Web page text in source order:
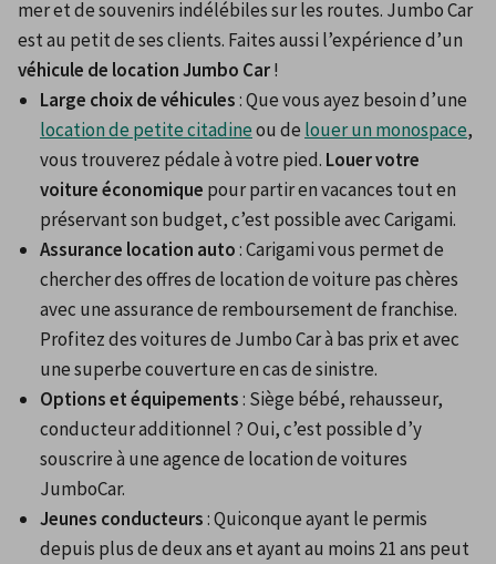
mer et de souvenirs indélébiles sur les routes. Jumbo Car
véhicule de location Jumbo Car !
Large choix de véhicules : Que vous ayez besoin d’une
location de petite citadine ou de louer un monospace,
vous trouverez pédale à votre pied. Louer votre
voiture économique pour partir en vacances tout en
préservant son budget, c’est possible avec Carigami.
Assurance location auto : Carigami vous permet de
chercher des offres de location de voiture pas chères
avec une assurance de remboursement de franchise.
Profitez des voitures de Jumbo Car à bas prix et avec
une superbe couverture en cas de sinistre.
Options et équipements : Siège bébé, rehausseur,
conducteur additionnel ? Oui, c’est possible d’y
souscrire à une agence de location de voitures
JumboCar.
Jeunes conducteurs : Quiconque ayant le permis
depuis plus de deux ans et ayant au moins 21 ans peut